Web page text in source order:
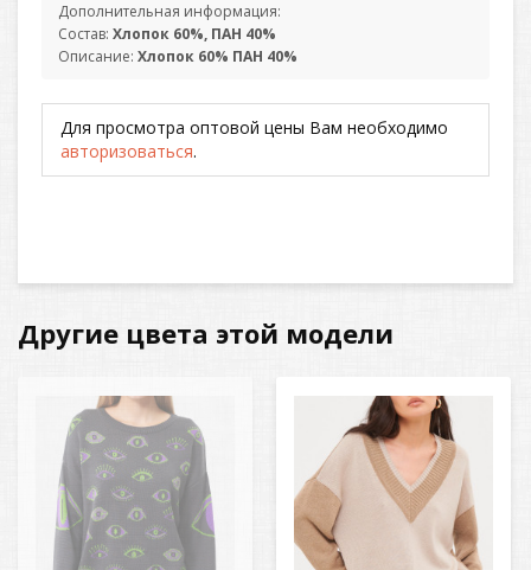
Дополнительная информация:
Состав: Хлопок 60%, ПАН 40%
Описание: Хлопок 60% ПАН 40%
Для просмотра оптовой цены Вам необходимо
авторизоваться.
Другие цвета этой модели